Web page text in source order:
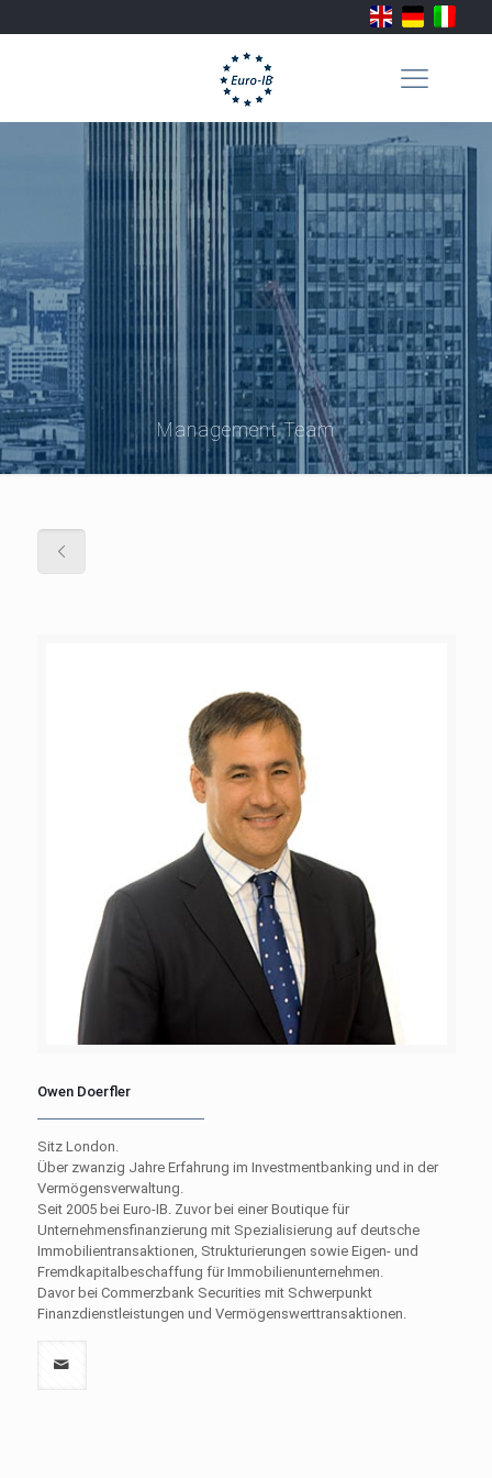
Management Team
Owen Doerfler
Sitz London.
Über zwanzig Jahre Erfahrung im Investmentbanking und in der
Vermögensverwaltung.
Seit 2005 bei Euro-IB. Zuvor bei einer Boutique für
Unternehmensfinanzierung mit Spezialisierung auf deutsche
Immobilientransaktionen, Strukturierungen sowie Eigen- und
Fremdkapitalbeschaffung für Immobilienunternehmen.
Davor bei Commerzbank Securities mit Schwerpunkt
Finanzdienstleistungen und Vermögenswerttransaktionen.